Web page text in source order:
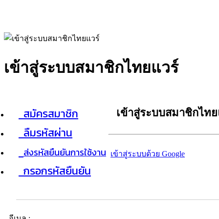
เข้าสู่ระบบสมาชิกไทยแวร์
สมัครสมาชิก
ลืมรหัสผ่าน
ส่งรหัสยืนยันการใช้งาน
กรอกรหัสยืนยัน
เข้าสู่ระบบสมาชิกไท
เข้าสู่ระบบด้วย Google